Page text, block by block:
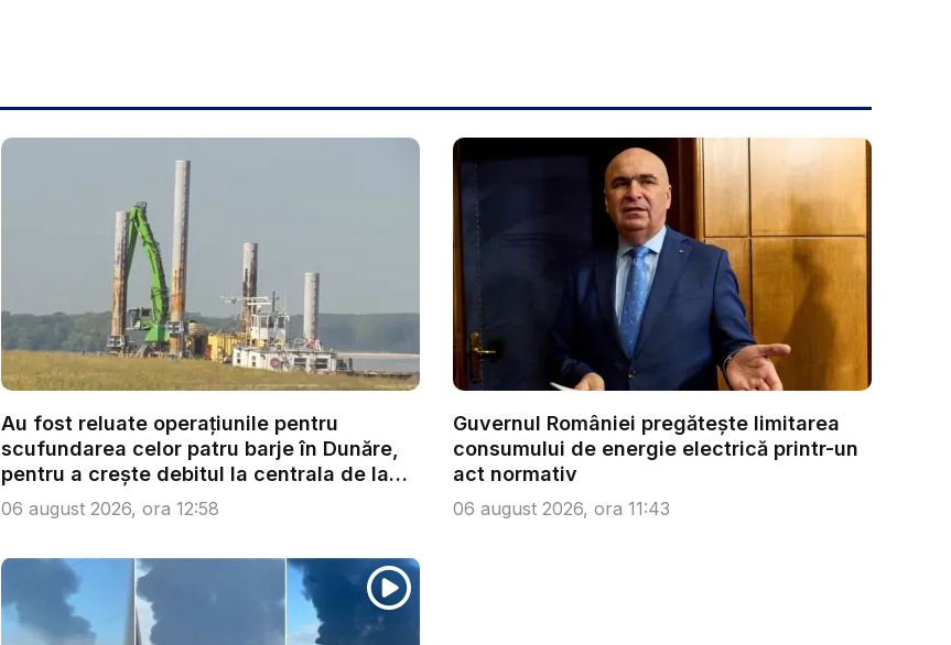
Au fost reluate operațiunile pentru
scufundarea celor patru barje în Dunăre,
pentru a crește debitul la centrala de la
C...
06 august 2026, ora 12:58
Guvernul României pregătește limitarea
consumului de energie electrică printr-un
act normativ
06 august 2026, ora 11:43